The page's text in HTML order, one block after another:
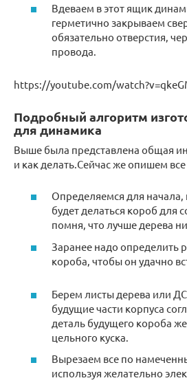
Вдеваем в этот ящик
герметично закрываем
обязательно отверстия,
провода.
https://youtube.com/
Подробный алгоритм
для динамика
Выше была представлена общая
и как делать.Сейчас же опишем
Определяемся для начала,
будет делаться короб для
помня, что лучше дерева
Заранее надо определить
короба, чтобы он удачно
Берем листы дерева или
будущие части корпуса
деталь будущего короба
цельного куска.
Вырезаем все по
используя желательно